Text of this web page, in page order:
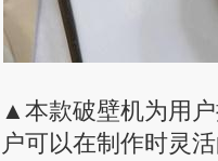
▲本款破壁机为用
户可以在制作时灵